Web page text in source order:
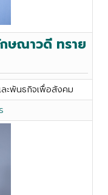
ษณาวดี ทราย
ะพันธกิจเพื่อสังคม